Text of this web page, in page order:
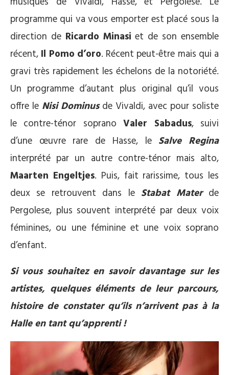
programme qui va vous emporter est placé sous la
direction de Ricardo Minasi et de son ensemble
récent, Il Pomo d’oro. Récent peut-être mais qui a
gravi très rapidement les échelons de la notoriété.
Un programme d’autant plus original qu’il vous
offre le Nisi Dominusde Vivaldi, avec pour soliste
le contre-ténor sopranoValer Sabadus, suivi
d’une œuvre rare de Hasse, le Salve Regina
interprété par un autre contre-ténor mais alto,
Maarten Engeltjes. Puis, fait rarissime, tous les
deux se retrouvent dans le Stabat Materde
Pergolese, plus souvent interprété par deux voix
féminines, ou une féminine et une voix soprano
d’enfant.
Si vous souhaitez en savoir davantage sur les
artistes, quelques éléments de leur parcours,
histoire de constater qu’ils n’arrivent pas à la
Halle en tant qu’apprenti !